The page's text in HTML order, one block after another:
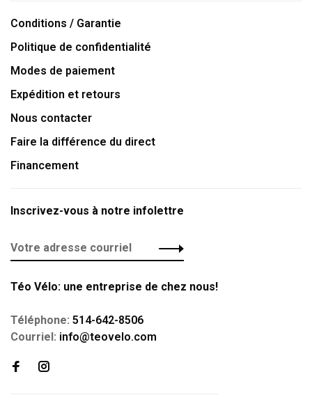
Conditions / Garantie
Politique de confidentialité
Modes de paiement
Expédition et retours
Nous contacter
Faire la différence du direct
Financement
Inscrivez-vous à notre infolettre
Téo Vélo: une entreprise de chez nous!
Téléphone: 514-642-8506
Courriel: info@teovelo.com